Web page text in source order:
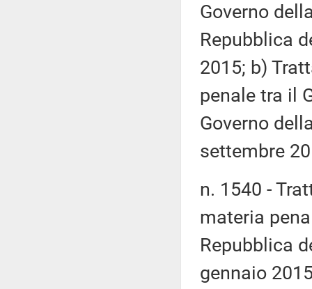
Governo
Repubblica
2015; b)
penale tra il
Governo
settembre
n. 1540 -
materia
Repubblica
gennaio